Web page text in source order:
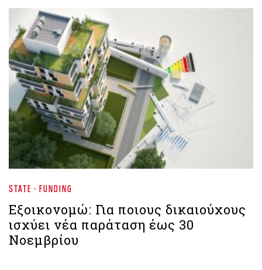
STATE - FUNDING
Εξοικονομώ: Για ποιους δικαιούχους
ισχύει νέα παράταση έως 30
Νοεμβρίου